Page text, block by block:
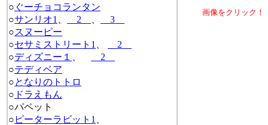
画像をクリック！
○ ぐーチョコランタン
○サンリオ1 2
3
○スヌーピー
○セサミストリート1
2
○ディズニー１
2
○テディベア
○となりのトトロ
○ ドラえもん
○パペット
○ ピーターラビット1